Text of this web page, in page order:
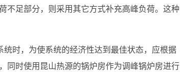
不足部分，则采用其它方式补充高峰负荷。这种
统时，为使系统的经济性达到最佳状态，应根据
同时使用昆山热源的锅炉房作为调峰锅炉房进行